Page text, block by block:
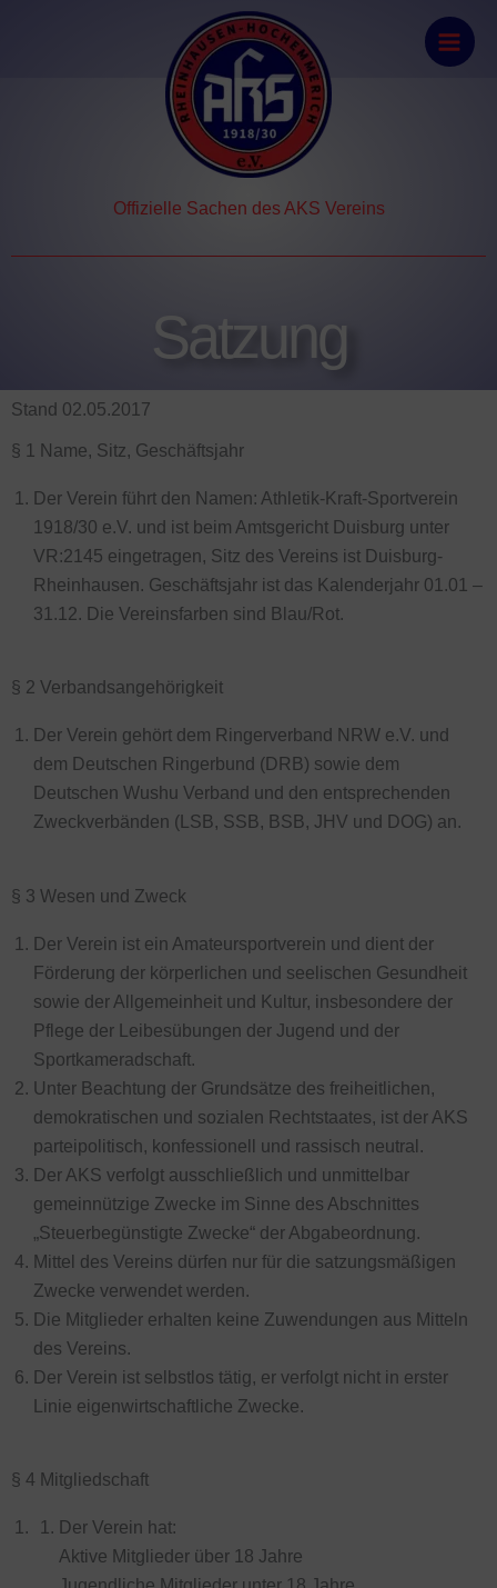
Offizielle Sachen des AKS Vereins
Satzung
Stand 02.05.2017
§ 1 Name, Sitz, Geschäftsjahr
Der Verein führt den Namen: Athletik-Kraft-Sportverein
1918/30 e.V. und ist beim Amtsgericht Duisburg unter
VR:2145 eingetragen, Sitz des Vereins ist Duisburg-
Rheinhausen. Geschäftsjahr ist das Kalenderjahr 01.01 –
31.12. Die Vereinsfarben sind Blau/Rot.
§ 2 Verbandsangehörigkeit
Der Verein gehört dem Ringerverband NRW e.V. und
dem Deutschen Ringerbund (DRB) sowie dem
Deutschen Wushu Verband und den entsprechenden
Zweckverbänden (LSB, SSB, BSB, JHV und DOG) an.
§ 3 Wesen und Zweck
Der Verein ist ein Amateursportverein und dient der
Förderung der körperlichen und seelischen Gesundheit
sowie der Allgemeinheit und Kultur, insbesondere der
Pflege der Leibesübungen der Jugend und der
Sportkameradschaft.
Unter Beachtung der Grundsätze des freiheitlichen,
demokratischen und sozialen Rechtstaates, ist der AKS
parteipolitisch, konfessionell und rassisch neutral.
Der AKS verfolgt ausschließlich und unmittelbar
gemeinnützige Zwecke im Sinne des Abschnittes
„Steuerbegünstigte Zwecke“ der Abgabeordnung.
Mittel des Vereins dürfen nur für die satzungsmäßigen
Zwecke verwendet werden.
Die Mitglieder erhalten keine Zuwendungen aus Mitteln
des Vereins.
Der Verein ist selbstlos tätig, er verfolgt nicht in erster
Linie eigenwirtschaftliche Zwecke.
§ 4 Mitgliedschaft
Der Verein hat:
Aktive Mitglieder über 18 Jahre